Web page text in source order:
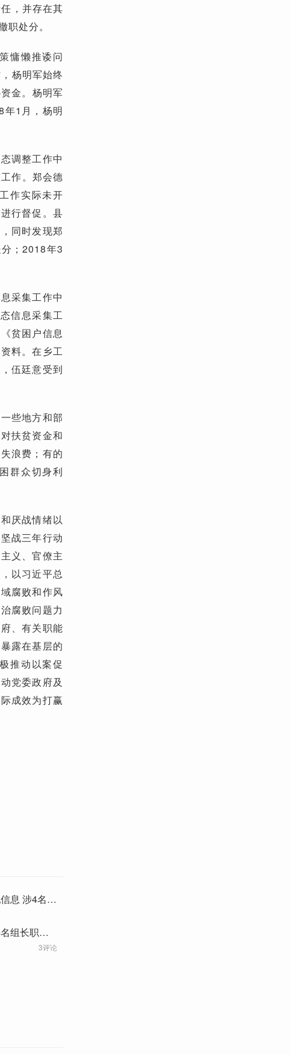
，并存在其
处分。
慵懒推诿问
杨明军始终
金。杨明军
年1月，杨明
调整工作中
作。郑会德
作实际未开
行督促。县
同时发现郑
；2018年3
采集工作中
信息采集工
贫困户信息
料。在乡工
伍廷意受到
些地方和部
扶贫资金和
浪费；有的
群众切身利
厌战情绪以
战三年行动
义、官僚主
以习近平总
腐败和作风
腐败问题力
、有关职能
露在基层的
推动以案促
党委政府及
成效为打赢
息 涉4名中
组长职务
3评论